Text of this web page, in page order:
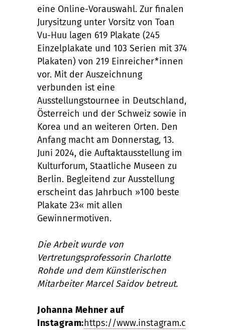
eine Online-Vorauswahl. Zur finalen
Jurysitzung unter Vorsitz von Toan
Vu-Huu lagen 619 Plakate (245
Einzelplakate und 103 Serien mit 374
Plakaten) von 219 Einreicher*innen
vor. Mit der Auszeichnung
verbunden ist eine
Ausstellungstournee in Deutschland,
Österreich und der Schweiz sowie in
Korea und an weiteren Orten. Den
Anfang macht am Donnerstag, 13.
Juni 2024, die Auftaktausstellung im
Kulturforum, Staatliche Museen zu
Berlin. Begleitend zur Ausstellung
erscheint das Jahrbuch »100 beste
Plakate 23« mit allen
Gewinnermotiven.
Die Arbeit wurde von
Vertretungsprofessorin Charlotte
Rohde und dem Künstlerischen
Mitarbeiter Marcel Saidov betreut.
Johanna Mehner auf
Instagram:https://www.instagram.c